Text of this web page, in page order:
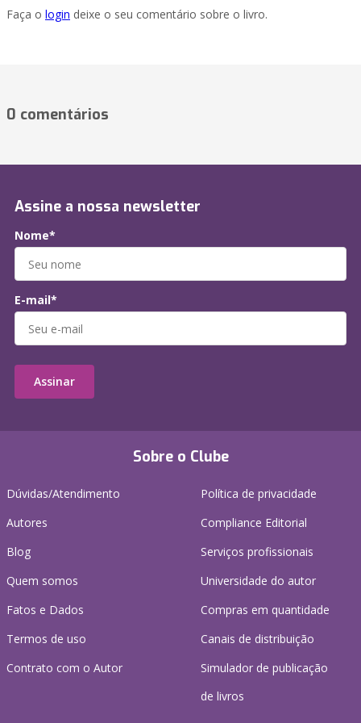
Faça o login deixe o seu comentário sobre o livro.
0 comentários
Sobre o Clube
Dúvidas/Atendimento
Autores
Blog
Quem somos
Fatos e Dados
Termos de uso
Contrato com o Autor
Política de privacidade
Compliance Editorial
Serviços profissionais
Universidade do autor
Compras em quantidade
Canais de distribuição
Simulador de publicação
de livros
Assine a nossa newsletter
Nome*
E-mail*
Assinar